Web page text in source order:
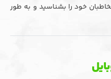
خود را بشناسید و به طور